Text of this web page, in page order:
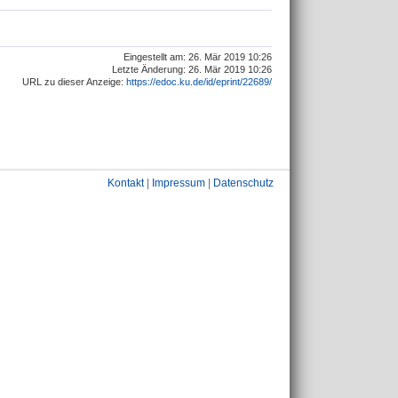
Eingestellt am: 26. Mär 2019 10:26
Letzte Änderung: 26. Mär 2019 10:26
URL zu dieser Anzeige: https://edoc.ku.de/id/eprint/22689/
Kontakt| Impressum Datenschutz